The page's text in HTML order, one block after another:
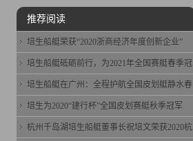
推荐阅读
培生船艇荣获“2020浙商经济年度创新企业”
培生船艇砥砺前行，为2021年全国赛艇春季冠
培生船艇在广州：全程护航全国皮划艇静水春
培生为2020“建行杯”全国皮划赛艇秋季冠军
杭州千岛湖培生船艇董事长祝培文荣获2020杭